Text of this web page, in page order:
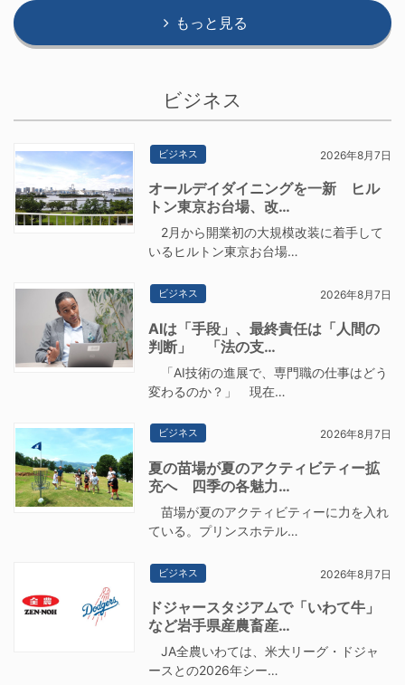
もっと見る
ビジネス
ビジネス 2026年8月7日
オールデイダイニングを一新 ヒル
トン東京お台場、改…
2月から開業初の大規模改装に着手して
いるヒルトン東京お台場…
ビジネス 2026年8月7日
AIは「手段」、最終責任は「人間の
判断」 「法の支…
「AI技術の進展で、専門職の仕事はどう
変わるのか？」 現在…
ビジネス 2026年8月7日
夏の苗場が夏のアクティビティー拡
充へ 四季の各魅力…
苗場が夏のアクティビティーに力を入れ
ている。プリンスホテル…
ビジネス 2026年8月7日
ドジャースタジアムで「いわて牛」
など岩手県産農畜産…
JA全農いわては、米大リーグ・ドジャ
ースとの2026年シー…